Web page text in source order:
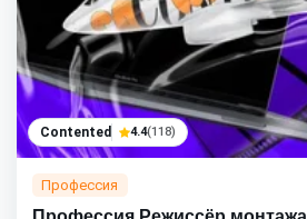
Contented 4.4(118)
Профессия